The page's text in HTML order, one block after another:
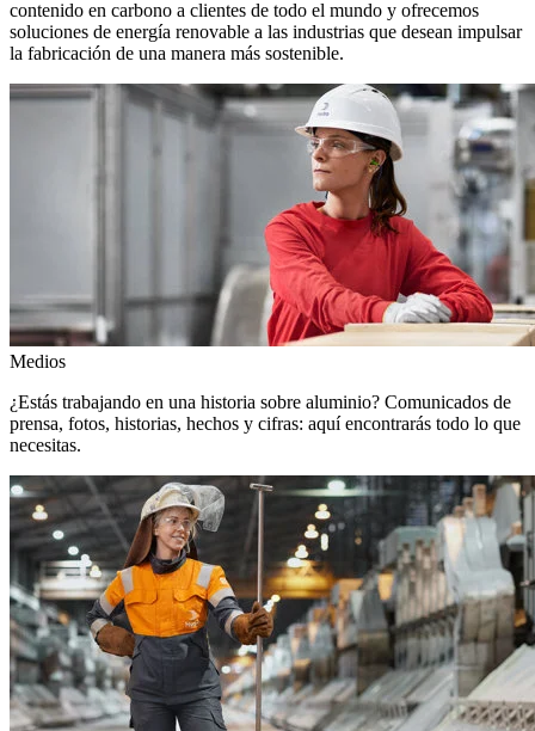
contenido en carbono a clientes de todo el mundo y ofrecemos
soluciones de energía renovable a las industrias que desean impulsar
la fabricación de una manera más sostenible.
Medios
¿Estás trabajando en una historia sobre aluminio? Comunicados de
prensa, fotos, historias, hechos y cifras: aquí encontrarás todo lo que
necesitas.